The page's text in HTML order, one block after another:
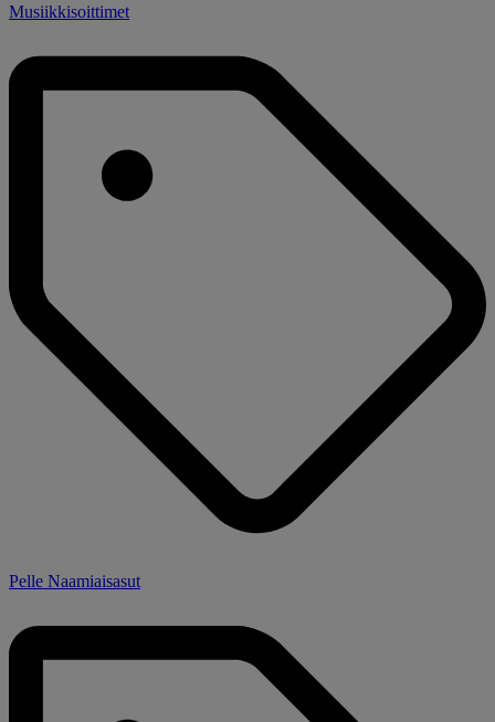
Musiikkisoittimet
Pelle Naamiaisasut